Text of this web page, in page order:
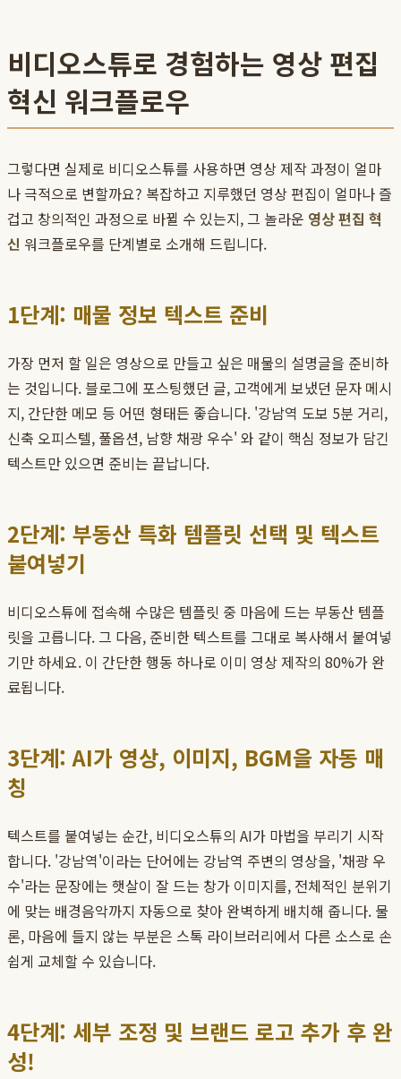
비디오스튜로 경험하는 영상 편집
혁신 워크플로우
그렇다면 실제로 비디오스튜를 사용하면 영상 제작 과정이 얼마
나 극적으로 변할까요? 복잡하고 지루했던 영상 편집이 얼마나 즐
겁고 창의적인 과정으로 바뀔 수 있는지, 그 놀라운 영상 편집 혁
신 워크플로우를 단계별로 소개해 드립니다.
1단계: 매물 정보 텍스트 준비
가장 먼저 할 일은 영상으로 만들고 싶은 매물의 설명글을 준비하
는 것입니다. 블로그에 포스팅했던 글, 고객에게 보냈던 문자 메시
지, 간단한 메모 등 어떤 형태든 좋습니다. '강남역 도보 5분 거리,
신축 오피스텔, 풀옵션, 남향 채광 우수' 와 같이 핵심 정보가 담긴
텍스트만 있으면 준비는 끝납니다.
2단계: 부동산 특화 템플릿 선택 및 텍스트
붙여넣기
비디오스튜에 접속해 수많은 템플릿 중 마음에 드는 부동산 템플
릿을 고릅니다. 그 다음, 준비한 텍스트를 그대로 복사해서 붙여넣
기만 하세요. 이 간단한 행동 하나로 이미 영상 제작의 80%가 완
료됩니다.
3단계: AI가 영상, 이미지, BGM을 자동 매
칭
텍스트를 붙여넣는 순간, 비디오스튜의 AI가 마법을 부리기 시작
합니다. '강남역'이라는 단어에는 강남역 주변의 영상을, '채광 우
수'라는 문장에는 햇살이 잘 드는 창가 이미지를, 전체적인 분위기
에 맞는 배경음악까지 자동으로 찾아 완벽하게 배치해 줍니다. 물
론, 마음에 들지 않는 부분은 스톡 라이브러리에서 다른 소스로 손
쉽게 교체할 수 있습니다.
4단계: 세부 조정 및 브랜드 로고 추가 후 완
성!